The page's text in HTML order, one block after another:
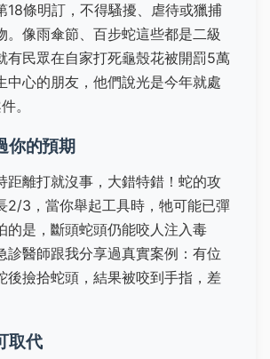
18條明訂，不得騷擾、虐待或獵捕
。像雨傘節、百步蛇這些都是二級
有民眾在自家打死龜殼花被開罰5萬
中心的朋友，他們說光是今年就處
。
你的預期
距離打就沒事，大錯特錯！蛇的攻
2/3，當你舉起工具時，牠可能已彈
的是，斷頭蛇頭仍能咬人注入毒
診醫師跟我分享過真實案例：有位
後撿拾蛇頭，結果被咬到手指，差
取代